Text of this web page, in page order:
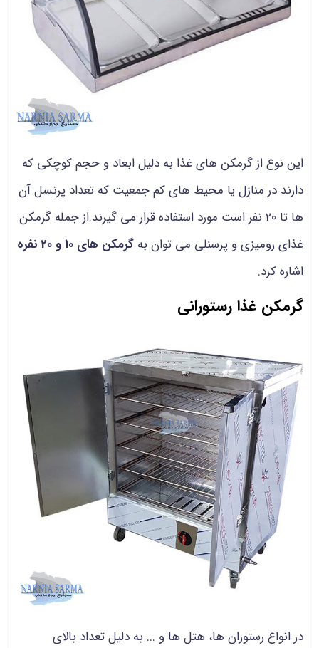
این نوع از گرمکن های غذا به دلیل ابعاد و حجم کوچکی که
دارند در منازل یا محیط های کم جمعیت که تعداد پرنسل آن
ها تا 20 نفر است مورد استفاده قرار می گیرند.از جمله گرمکن
غذای رومیزی و پرسنلی می توان به گرمکن های 10 و 20 نفره
اشاره کرد.
گرمکن غذا رستورانی
در انواع رستوران ها، هتل ها و ... به دلیل تعداد بالای